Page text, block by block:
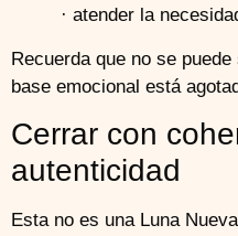
· atender la necesidad
Recuerda que no se
base emocional está
Cerrar con
autenticidad
Esta no es una Luna